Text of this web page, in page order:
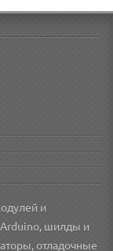
и
шилды и
отладочные